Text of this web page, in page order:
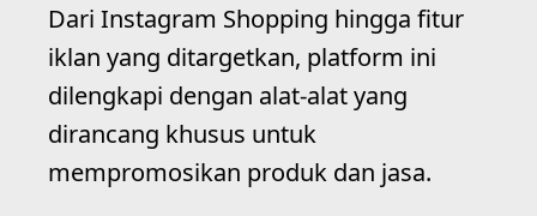
Dari Instagram Shopping hingga fitur
iklan yang ditargetkan, platform ini
dilengkapi dengan alat-alat yang
dirancang khusus untuk
mempromosikan produk dan jasa.